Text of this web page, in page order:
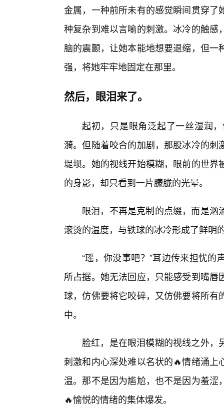
金属，一种前所未有的感觉瞬间贯穿
种复杂到难以言喻的刺激。冰冷的触
脑的震颤，让她本能地想要退缩，但
强，将她牢牢地固定在那里。
然后，眼泪来了。
起初，只是眼角泛起了一丝湿润
漪。但随着咬合的加剧，那股冰冷的
堤坝。她的视线开始模糊，眼前的世
的身影，却只看到一片朦胧的光晕。
眼泪，不再是克制的点缀，而是
滚烫的温度，与铁球的冰冷形成了鲜明
“瑶，你没事吧？”耳边传来担忧
所占据。她无法回应，只能感受到嘴
球，仿佛要将它咬碎，又仿佛要将所
中。
脸红，是在眼泪模糊的视线之外
刺激和内心深处难以名状的🔥情绪涌
温。那不是因为尴尬，也不是因为羞
🔥愉悦的情绪的集体爆发。